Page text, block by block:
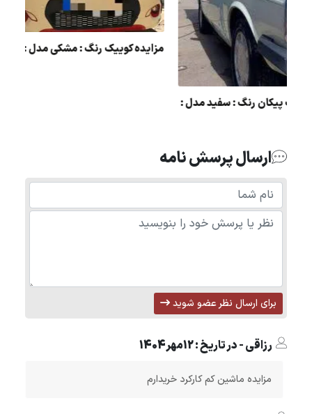
مزایده کوییک رنگ :
مزایده وانت پیکان رنگ : سفید مدل :
ارسال پرسش نامه
برای ارسال نظر عضو شوید
رزاقی - در تاریخ : 12مهر1404
مزایده ماشین کم کارکرد خریدارم